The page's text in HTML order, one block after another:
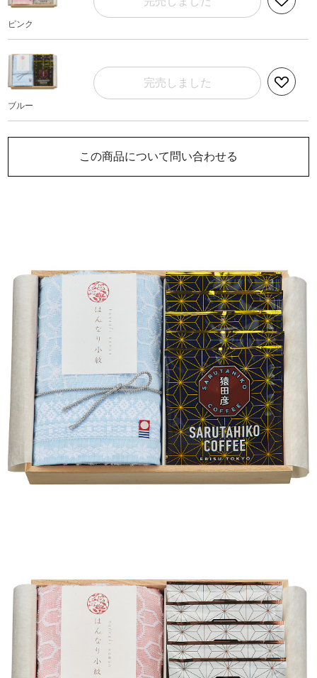
ピンク
ブルー
完売しました
この商品について問い合わせる